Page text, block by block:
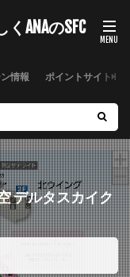
ANAのSFC
情報 ポイントサイト
デルタスカイク